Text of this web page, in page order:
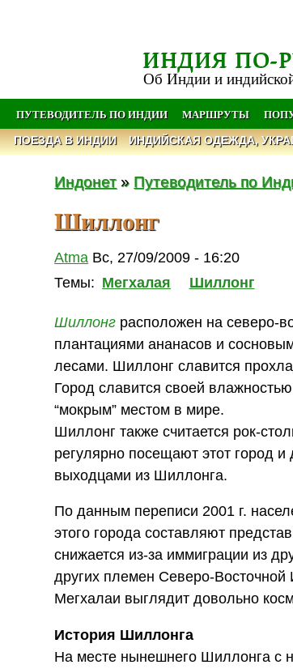
ИНДИЯ ПО-
Об Индии и
ПУТЕВОДИТЕЛЬ ПО ИНДИИ МАРШРУТЫ
ПОЕЗДА В ИНДИИ ИНДИЙСКАЯ ОДЕЖДА,
Индонет» Путеводитель по
Шиллонг
Atma Вс, 27/09/2009 - 16:20
Темы: Мегхалая Шиллонг
Шиллонг расположен на северо-
плантациями ананасов и
лесами. Шиллонг славится
Город славится своей
“мокрым” местом в мире.
Шиллонг также считается рок-
регулярно посещают этот город
выходцами из Шиллонга.
По данным переписи 2001 г.
этого города составляют
снижается из-за иммиграции из
других племен Северо-
Мегхалаи выглядит довольно
История Шиллонга
На месте нынешнего Шиллонга с